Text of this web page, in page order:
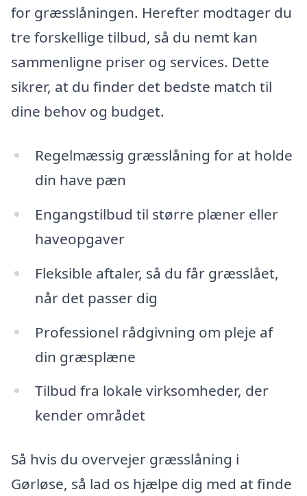
for græsslåningen. Herefter modtager du
tre forskellige tilbud, så du nemt kan
sammenligne priser og services. Dette
sikrer, at du finder det bedste match til
dine behov og budget.
Regelmæssig græsslåning for at holde
din have pæn
Engangstilbud til større plæner eller
haveopgaver
Fleksible aftaler, så du får græsslået,
når det passer dig
Professionel rådgivning om pleje af
din græsplæne
Tilbud fra lokale virksomheder, der
kender området
Så hvis du overvejer græsslåning i
Gørløse, så lad os hjælpe dig med at finde